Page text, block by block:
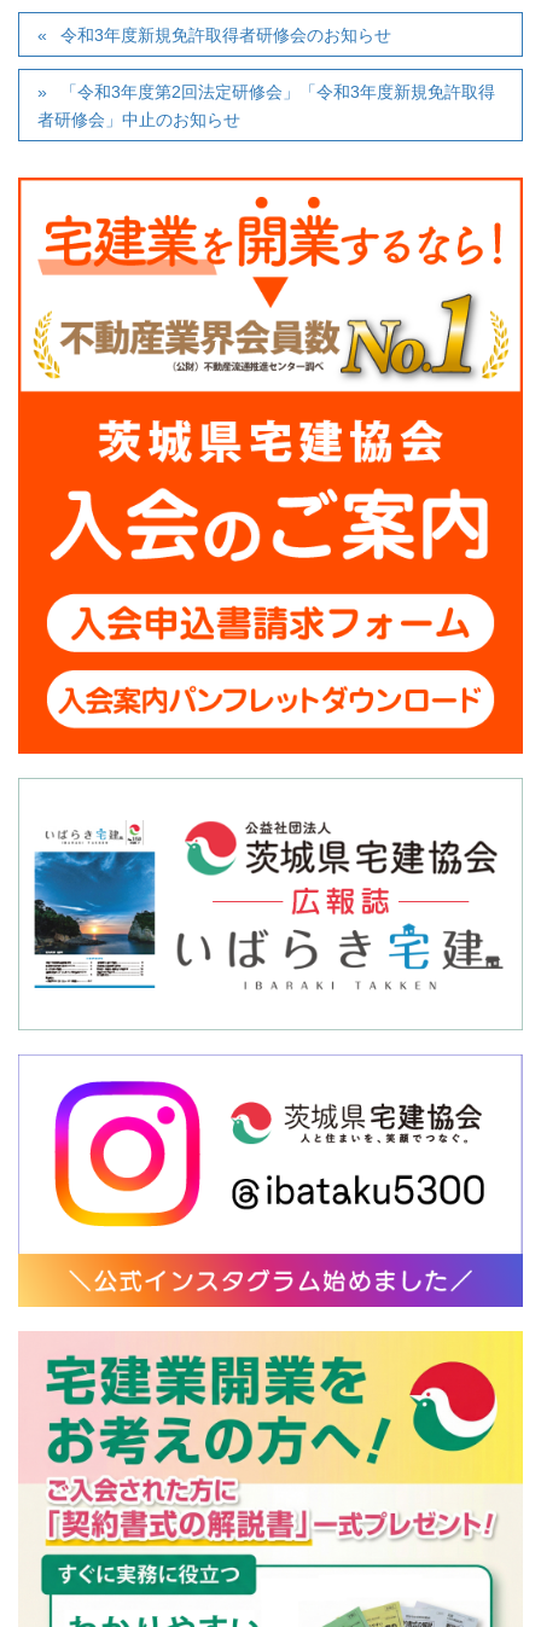
令和3年度新規免許取得者研修会のお知らせ
「令和3年度第2回法定研修会」「令和3年度新規免許取得
者研修会」中止のお知らせ